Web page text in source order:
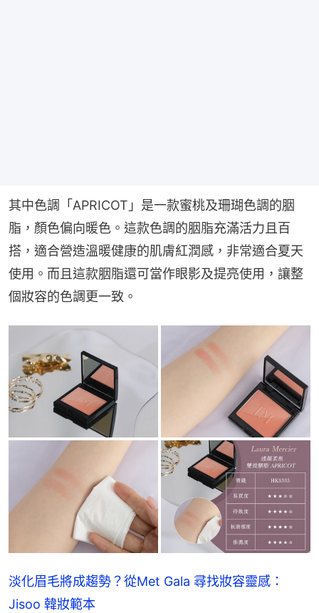
其中色調「APRICOT」是一款蜜桃及珊瑚色調的胭
脂，顏色偏向暖色。這款色調的胭脂充滿活力且百
搭，適合營造溫暖健康的肌膚紅潤感，非常適合夏天
使用。而且這款胭脂還可當作眼影及提亮使用，讓整
個妝容的色調更一致。
淡化眉毛將成趨勢？從Met Gala 尋找妝容靈感：
Jisoo 韓妝範本